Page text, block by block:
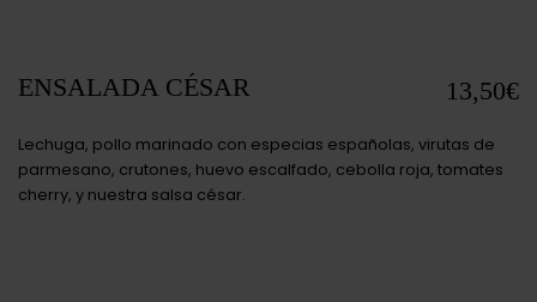
ENSALADA CÉSAR 13,50€
Lechuga, pollo marinado con especias españolas, virutas de
parmesano, crutones, huevo escalfado, cebolla roja, tomates
cherry, y nuestra salsa césar.